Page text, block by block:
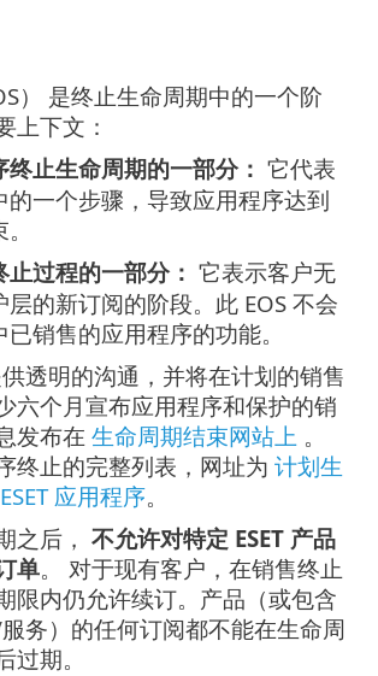
） 是终止生命周期中的一个阶
上下文：
止生命周期的一部分： 它代表
的一个步骤，导致应用程序达到
过程的一部分： 它表示客户无
的新订阅的阶段。此 EOS 不会
销售的应用程序的功能。
供透明的沟通，并将在计划的销售
六个月宣布应用程序和保护的销
发布在 生命周期结束网站上 。
终止的完整列表，网址为 计划生
应用程序。
之后， 不允许对特定 ESET 产品
单。 对于现有客户，在销售终止
限内仍允许续订。产品（或包含
务）的任何订阅都不能在生命周
期。